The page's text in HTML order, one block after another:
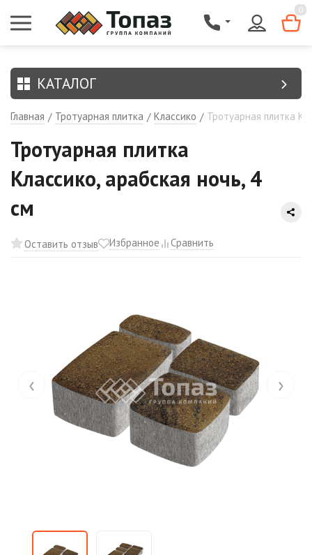
0
КАТАЛОГ
Главная / Тротуарная плитка / Классико / Тротуарная плитка
Тротуарная плитка
Классико, арабская ночь, 4
см
Оставить отзыв Избранное Сравнить
‹ ›